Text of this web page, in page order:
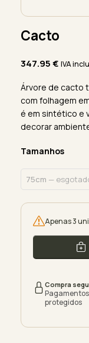
Cacto
347.95€ IVA
Árvore de cacto
com folhagem
é em sintético e
decorar
Tamanhos
75cm —
Apenas 3
Compra
Pagamentos
protegidos